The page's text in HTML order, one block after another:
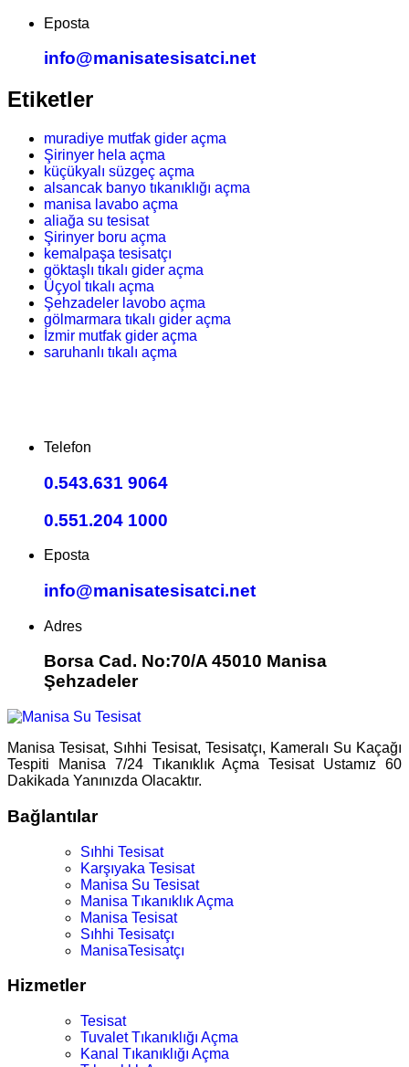
Eposta
info@manisatesisatci.net
Etiketler
muradiye mutfak gider açma
Şirinyer hela açma
küçükyalı süzgeç açma
alsancak banyo tıkanıklığı açma
manisa lavabo açma
aliağa su tesisat
Şirinyer boru açma
kemalpaşa tesisatçı
göktaşlı tıkalı gider açma
Üçyol tıkalı açma
Şehzadeler lavobo açma
gölmarmara tıkalı gider açma
İzmir mutfak gider açma
saruhanlı tıkalı açma
Telefon
0.543.631 9064
0.551.204 1000
Eposta
info@manisatesisatci.net
Adres
Borsa Cad. No:70/A 45010 Manisa
Şehzadeler
Manisa Tesisat, Sıhhi Tesisat, Tesisatçı, Kameralı Su Kaçağı
Tespiti Manisa 7/24 Tıkanıklık Açma Tesisat Ustamız 60
Dakikada Yanınızda Olacaktır.
Bağlantılar
Sıhhi Tesisat
Karşıyaka Tesisat
Manisa Su Tesisat
Manisa Tıkanıklık Açma
Manisa Tesisat
Sıhhi Tesisatçı
ManisaTesisatçı
Hizmetler
Tesisat
Tuvalet Tıkanıklığı Açma
Kanal Tıkanıklığı Açma